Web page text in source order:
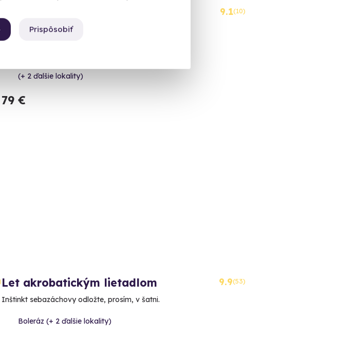
Prispôsobiť
Porsche 911
9.1(10)
Vyskúšajte niektorý z ročníkov od 1969 do 2019.
(+ 2 ďalšie lokality)
79 €
Let akrobatickým lietadlom 9.9(53)
Inštinkt sebazáchovy odložte, prosím, v šatni.
Boleráz (+ 2 ďalšie lokality)